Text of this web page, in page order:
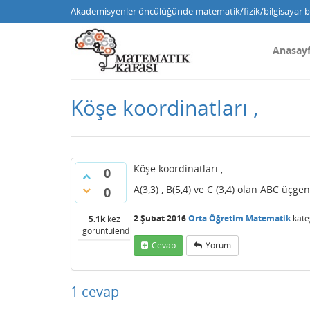
Akademisyenler öncülüğünde matematik/fizik/bilgisayar
Köşe koordinatları ,
0
0
5.1kkez
görüntülendi
Köşe koordinatları ,
A(3,3) , B(5,4) ve C (3,4) olan ABC
2 Şubat 2016Orta Öğretim Matematik
Cevap Yorum
1 cevap